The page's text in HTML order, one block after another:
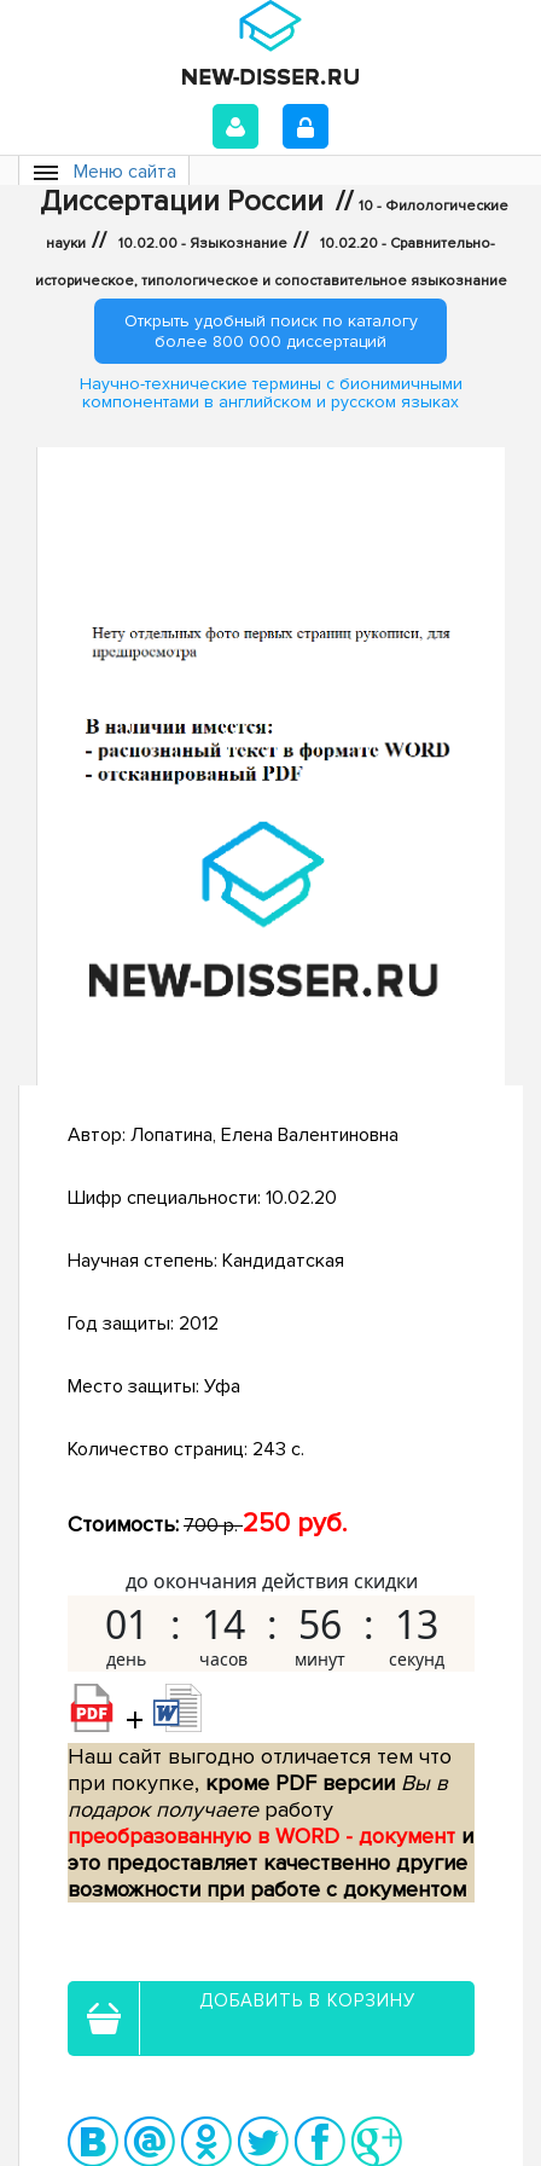
Меню сайта
Диссертации России // 10 - Филологические
науки // 10.02.00 - Языкознание // 10.02.20 - Сравнительно-
историческое, типологическое и сопоставительное языкознание
Открыть удобный поиск по каталогу
более 800 000 диссертаций
Научно-технические термины с бионимичными
компонентами в английском и русском языках
Автор: Лопатина, Елена Валентиновна
Шифр специальности: 10.02.20
Научная степень: Кандидатская
Год защиты: 2012
Место защиты: Уфа
Количество страниц: 243 с.
Стоимость: 700 р.250 руб.
до окончания действия скидки
01 14 56 12
+
Наш сайт выгодно отличается тем что
при покупке, кроме PDF версии Вы в
подарок получаетеработу
преобразованную в WORD - документ и
это предоставляет качественно другие
возможности при работе с документом
ДОБАВИТЬ В КОРЗИНУ